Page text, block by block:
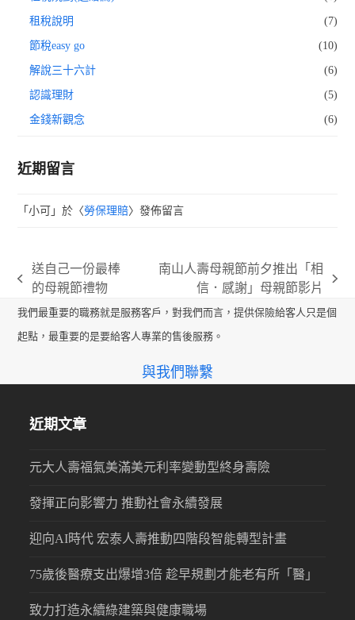
租稅說明 (7)
節稅easy go (10)
解說三十六計 (6)
認識理財 (5)
金錢新觀念 (6)
近期留言
「小可 」於〈勞保理賠〉發佈留言
previous
post:
送自己一份最棒
的母親節禮物
post:
南山人壽母親節前夕推出「相
信．感謝」母親節影片
我們最重要的職務就是服務客戶，對我們而言，提供保險給客人只是個
起點，最重要的是要給客人專業的售後服務。
與我們聯繫
近期文章
元大人壽福氣美滿美元利率變動型終身壽險
發揮正向影響力 推動社會永續發展
迎向AI時代 宏泰人壽推動四階段智能轉型計畫
75歲後醫療支出爆增3倍 趁早規劃才能老有所「醫」
致力打造永續綠建築與健康職場